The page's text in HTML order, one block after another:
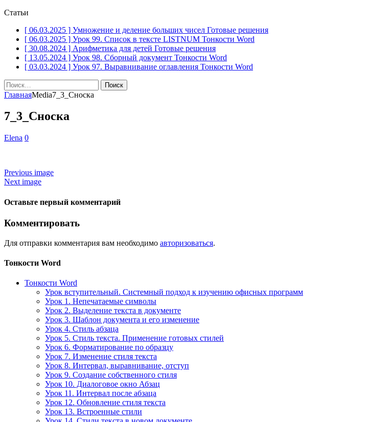
Статьи
[ 06.03.2025 ] Умножение и деление больших чисел Готовые решения
[ 06.03.2025 ] Урок 99. Список в тексте LISTNUM Тонкости Word
[ 30.08.2024 ] Арифметика для детей Готовые решения
[ 13.05.2024 ] Урок 98. Сборный документ Тонкости Word
[ 03.03.2024 ] Урок 97. Выравнивание оглавления Тонкости Word
Найти:
ГлавнаяMedia7_3_Сноска
7_3_Сноска
Elena 0
Previous image
Next image
Оставьте первый комментарий
Комментировать
Для отправки комментария вам необходимо авторизоваться.
Тонкости Word
Тонкости Word
Урок вступительный. Системный подход к изучению офисных программ
Урок 1. Непечатаемые символы
Урок 2. Выделение текста в документе
Урок 3. Шаблон документа и его изменение
Урок 4. Стиль абзаца
Урок 5. Стиль текста. Применение готовых стилей
Урок 6. Форматирование по образцу
Урок 7. Изменение стиля текста
Урок 8. Интервал, выравнивание, отступ
Урок 9. Создание собственного стиля
Урок 10. Диалоговое окно Абзац
Урок 11. Интервал после абзаца
Урок 12. Обновление стиля текста
Урок 13. Встроенные стили